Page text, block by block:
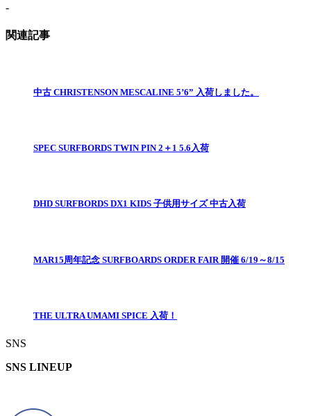
-
関連記事
中古 CHRISTENSON MESCALINE 5’6” 入荷しました。
SPEC SURFBORDS TWIN PIN 2＋1 5.6入荷
DHD SURFBORDS DX1 KIDS 子供用サイズ 中古入荷
MAR15周年記念 SURFBOARDS ORDER FAIR 開催 6/19～8/15
THE ULTRA UMAMI SPICE 入荷！
SNS
SNS LINEUP